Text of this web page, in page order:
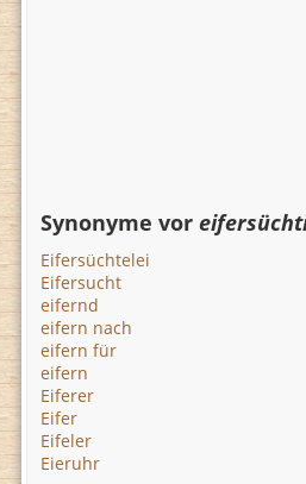
Synonyme vor
Eifersüchtelei
Eifersucht
eifernd
eifern nach
eifern für
eifern
Eiferer
Eifer
Eifeler
Eieruhr